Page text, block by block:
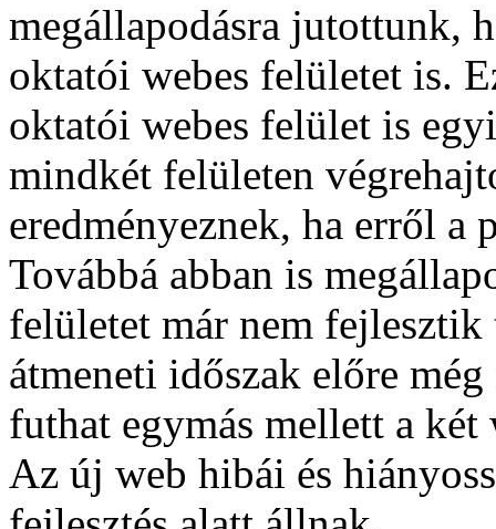
megállapodásra jutottunk,
oktatói webes felületet is.
oktatói webes felület is
mindkét felületen
eredményeznek, ha erről a
Továbbá abban is
felületet már nem
átmeneti időszak előre
futhat egymás mellett a két
Az új web hibái és